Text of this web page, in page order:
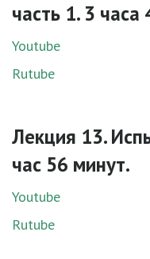
часть 1. 3 часа
Youtube
Rutube
Лекция 13.
час 56 минут.
Youtube
Rutube